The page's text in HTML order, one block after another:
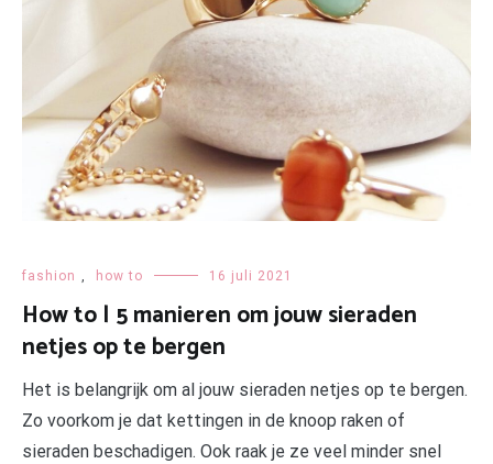
fashion , how to 16 juli 2021
How to | 5 manieren om jouw sieraden
netjes op te bergen
Het is belangrijk om al jouw sieraden netjes op te bergen.
Zo voorkom je dat kettingen in de knoop raken of
sieraden beschadigen. Ook raak je ze veel minder snel